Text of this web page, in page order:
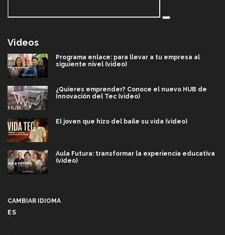
Videos
Programa enlace: para llevar a tu empresa al
siguiente nivel (video)
¿Quieres emprender? Conoce el nuevo HUB de
Innovación del Tec (video)
El joven que hizo del baile su vida (video)
Aula Futura: transformar la experiencia educativa
(video)
CAMBIAR IDIOMA
ES